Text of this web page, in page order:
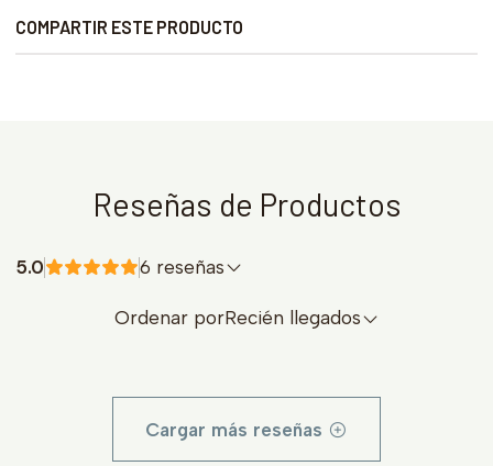
COMPARTIR ESTE PRODUCTO
Reseñas de Productos
5.0 6 reseñas
Ordenar porRecién llegados
Cargar más reseñas